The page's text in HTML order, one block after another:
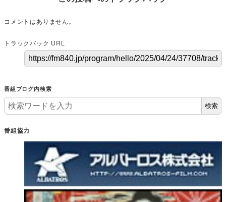
コメントはありません。
トラックバック URL
番組ブログ内検索
検索
番組協力